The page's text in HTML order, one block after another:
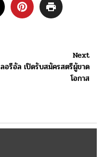
Next
ลอรีอัล เปิดรับสมัครสตรีผู้ขาด
โอกาส